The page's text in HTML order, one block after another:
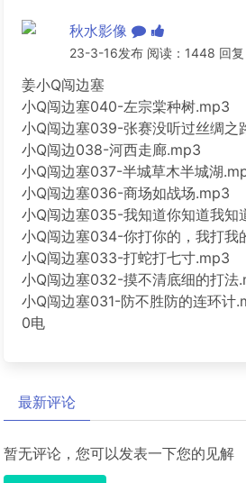
秋水影像
23-3-16发布 阅读：1448 回复
姜小Q闯边塞
小Q闯边塞040-左宗棠种树.mp3
小Q闯边塞039-张赛没听过丝绸之
小Q闯边038-河西走廊.mp3
小Q闯边塞037-半城草木半城湖
小Q闯边塞036-商场如战场.mp3
小Q闯边塞035-我知道你知道我知
小Q闯边塞034-你打你的，我打我
小Q闯边塞033-打蛇打七寸.mp3
小Q闯边塞032-摸不清底细的打法
小Q闯边塞031-防不胜防的连环计
0电
最新评论
暂无评论，您可以发表一下您的见解